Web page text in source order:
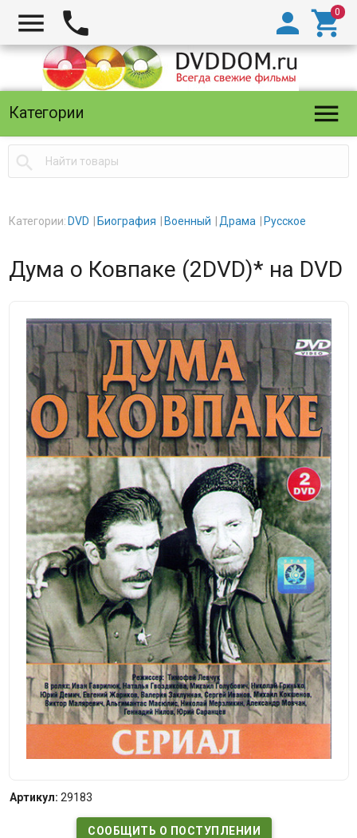
  

Категории 

Категории: DVD Биография Военный Драма Русское
Дума о Ковпаке (2DVD)* на DVD
Артикул: 29183
СООБЩИТЬ О ПОСТУПЛЕНИИ